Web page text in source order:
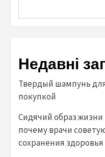
Недавні
Твердый шампунь
покупкой
Сидячий образ
почему врачи
сохранения здоровья